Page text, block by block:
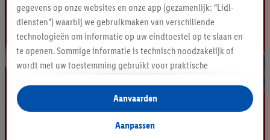
r
o
u
c
t
gegevens op onze websites en onze app (gezamenlijk: “Lidl-
diensten”) waarbij we gebruikmaken van verschillende
technologieën om informatie op uw eindtoestel op te slaan en
te openen. Sommige informatie is technisch noodzakelijk of
wordt met uw toestemming gebruikt voor praktische
reclame binnen en buiten de Lidl-diensten aan te bieden. Als u
deelneemt aan het Lidl Plus-programma, worden voor deze
doeleinden eveneens gegevens over uw koopgedrag in de
Aanpassen
Aanvaarden